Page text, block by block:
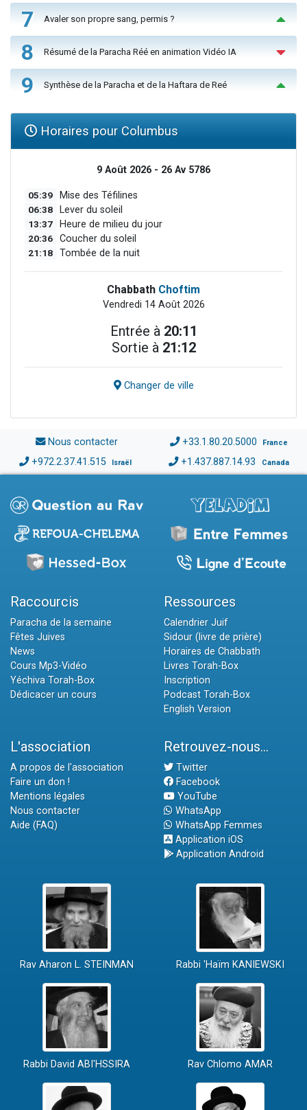
7 Avaler son propre sang, permis ?
8 Résumé de la Paracha Réé en animation Vidéo IA
9 Synthèse de la Paracha et de la Haftara de Reé
Horaires pour Columbus
9 Août 2026 - 26 Av 5786
05:39 Mise des Téfilines
06:38 Lever du soleil
13:37 Heure de milieu du jour
20:36 Coucher du soleil
21:18 Tombée de la nuit
Chabbath Choftim
Vendredi 14 Août 2026
Entrée à 20:11
Sortie à 21:12
Changer de ville
Nous contacter +33.1.80.20.5000 France
+972.2.37.41.515 Israël +1.437.887.14.93 Canada
Raccourcis
Paracha de la semaine
Fêtes Juives
News
Cours Mp3-Vidéo
Yéchiva Torah-Box
Dédicacer un cours
Ressources
Calendrier Juif
Sidour (livre de prière)
Horaires de Chabbath
Livres Torah-Box
Inscription
Podcast Torah-Box
English Version
L'association
A propos de l'association
Faire un don !
Mentions légales
Nous contacter
Aide (FAQ)
Retrouvez-nous...
Twitter
Facebook
YouTube
WhatsApp
WhatsApp Femmes
Application iOS
Application Android
Rav Aharon L. STEINMAN Rabbi 'Haïm KANIEWSKI
Rabbi David ABI'HSSIRA Rav Chlomo AMAR